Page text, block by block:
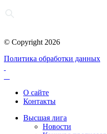
© Copyright 2026
Политика обработки данных
О сайте
Контакты
Высшая лига
Новости